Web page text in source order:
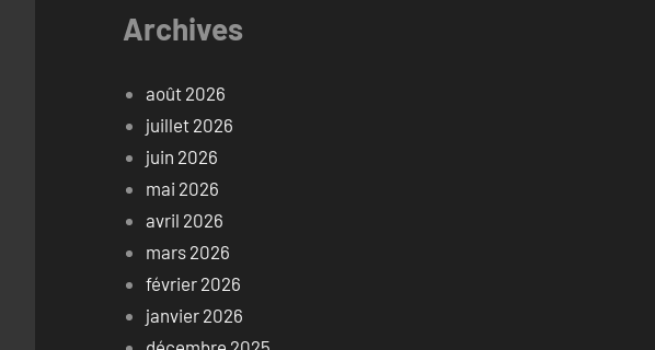
Archives
août 2026
juillet 2026
juin 2026
mai 2026
avril 2026
mars 2026
février 2026
janvier 2026